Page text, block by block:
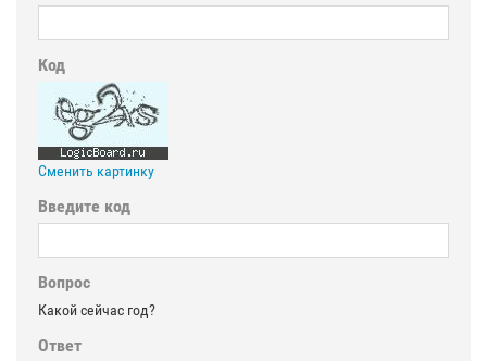
Код
Сменить картинку
Введите код
Вопрос
Какой сейчас год?
Ответ